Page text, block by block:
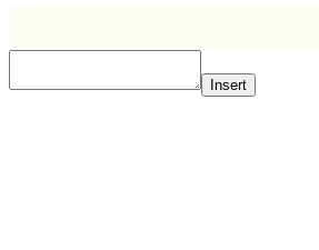
Insert